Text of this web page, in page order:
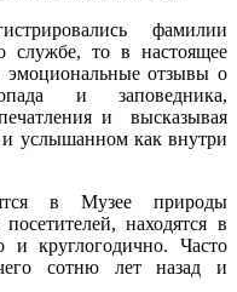
фамилии
службе, то в настоящее
эмоциональные отзывы о
и заповедника,
и высказывая
услышанном как внутри
в Музее природы
находятся в
и круглогодично. Часто
сотню лет назад и